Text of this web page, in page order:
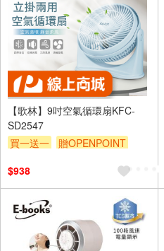
【歌林】9吋空氣循環扇KFC-
SD2547
買一送一
贈OPENPOINT
$938